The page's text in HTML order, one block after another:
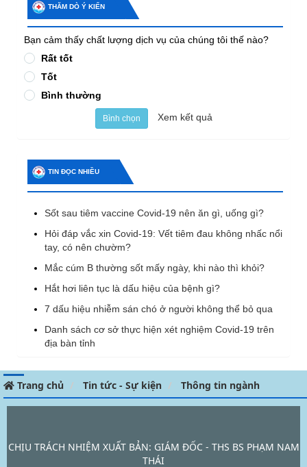
THĂM DÒ Ý KIẾN
Bạn cảm thấy chất lượng dịch vụ của chúng tôi thế nào?
Rất tốt
Tốt
Bình thường
Bình chọn Xem kết quả
TIN ĐỌC NHIỀU
Sốt sau tiêm vaccine Covid-19 nên ăn gì, uống gì?
Hỏi đáp vắc xin Covid-19: Vết tiêm đau không nhấc nổi
tay, có nên chườm?
Mắc cúm B thường sốt mấy ngày, khi nào thì khỏi?
Hắt hơi liên tục là dấu hiệu của bệnh gì?
7 dấu hiệu nhiễm sán chó ở người không thể bỏ qua
Danh sách cơ sở thực hiện xét nghiệm Covid-19 trên
địa bàn tỉnh
Trang chủ Tin tức - Sự kiện Thông tin ngành
CHỊU TRÁCH NHIỆM XUẤT BẢN: GIÁM ĐỐC - THS BS PHẠM NAM
THÁI